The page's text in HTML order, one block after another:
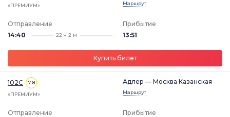
«ПРЕМИУМ» Маршрут
Отправление
14:40
22 ч 2 м
Прибытие
13:51
Купить билет
102С 7.8
«ПРЕМИУМ»
Адлер — Москва Казанская
Маршрут
Отправление
Прибытие